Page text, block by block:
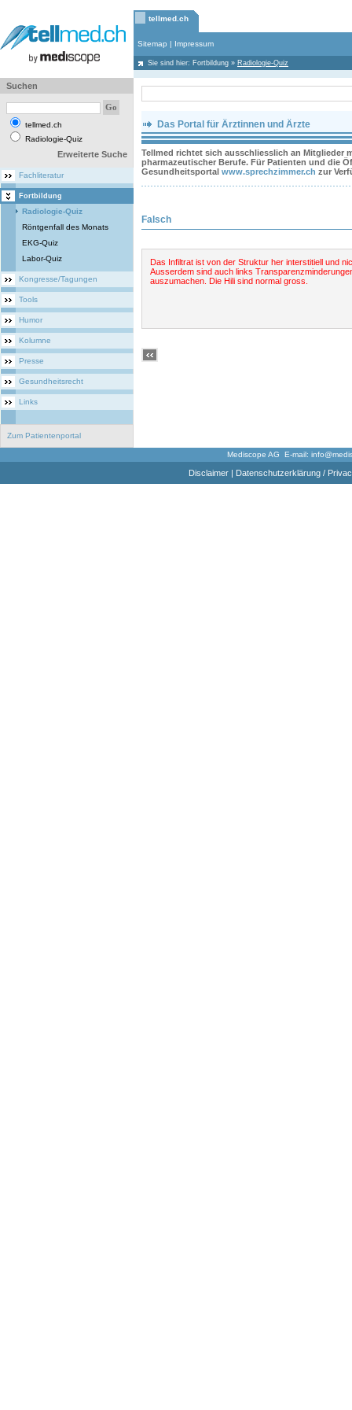
tellmed.ch
Sitemap | Impressum
Sie sind hier: Fortbildung » Radiologie-Quiz
Suchen
tellmed.ch
Radiologie-Quiz
Erweiterte Suche
Fachliteratur
Fortbildung
Radiologie-Quiz
Röntgenfall des Monats
EKG-Quiz
Labor-Quiz
Kongresse/Tagungen
Tools
Humor
Kolumne
Presse
Gesundheitsrecht
Links
Zum Patientenportal
Das Portal für Ärztinnen und Ärzte
Tellmed richtet sich ausschliesslich an Mitglieder
pharmazeutischer Berufe. Für Patienten und die
Gesundheitsportal www.sprechzimmer.ch zur
Falsch
Das Infiltrat ist von der Struktur her interstitiell und
Ausserdem sind auch links
auszumachen. Die Hili sind normal gross.
Mediscope AG E-mail:
Disclaimer| Datenschutzerklärung /